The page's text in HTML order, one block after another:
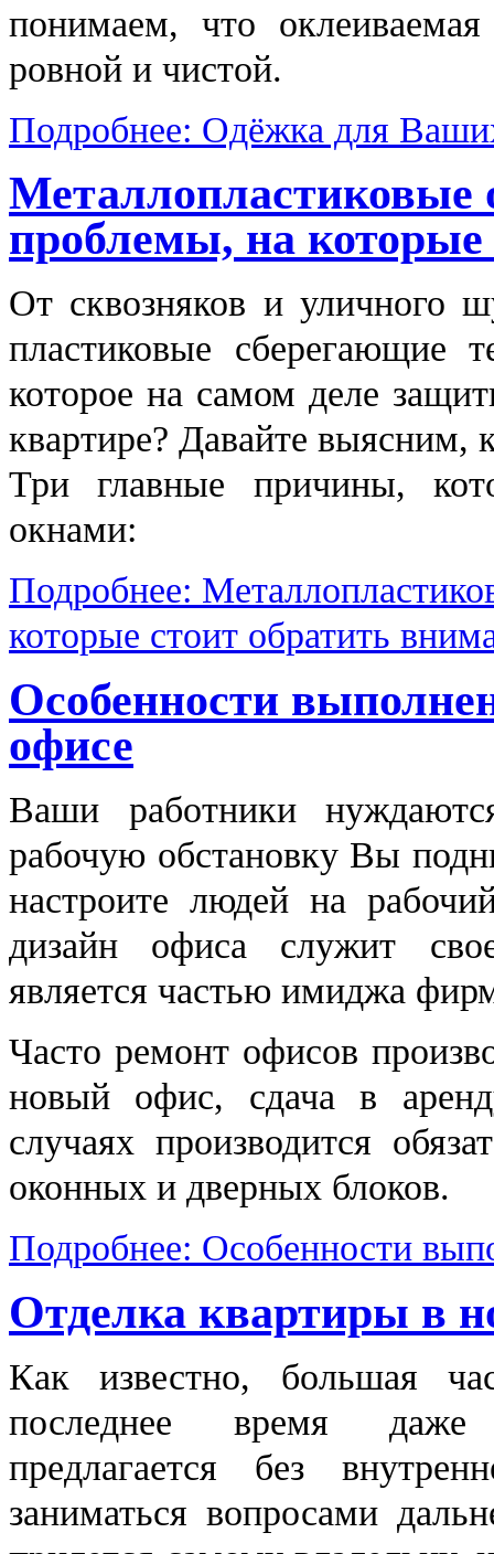
понимаем, что
ровной и чистой.
Подробнее: Одёжка для
Металлопластиковые
проблемы, на которые
От сквозняков и уличного
пластиковые сберегающие
которое на самом деле
квартире? Давайте выясним,
Три главные причины,
окнами:
Подробнее:
которые стоит обратить
Особенности
офисе
Ваши работники
рабочую обстановку Вы
настроите людей на
дизайн офиса служит
является частью имиджа
Часто ремонт офисов
новый офис, сдача в
случаях производится
оконных и дверных блоков.
Подробнее: Особенности
Отделка квартиры в
Как известно, большая
последнее время даже
предлагается без
заниматься вопросами